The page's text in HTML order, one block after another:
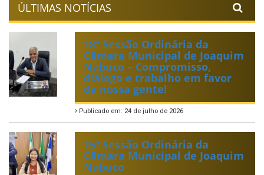
ÚLTIMAS NOTÍCIAS
18ª Sessão Ordinária da
Câmara Municipal de Joaquim
Nabuco – Compromisso,
diálogo e trabalho em favor
da nossa gente!
Publicado em: 24 de julho de 2026
15ª Sessão Ordinária da
Câmara Municipal de Joaquim
Nabuco